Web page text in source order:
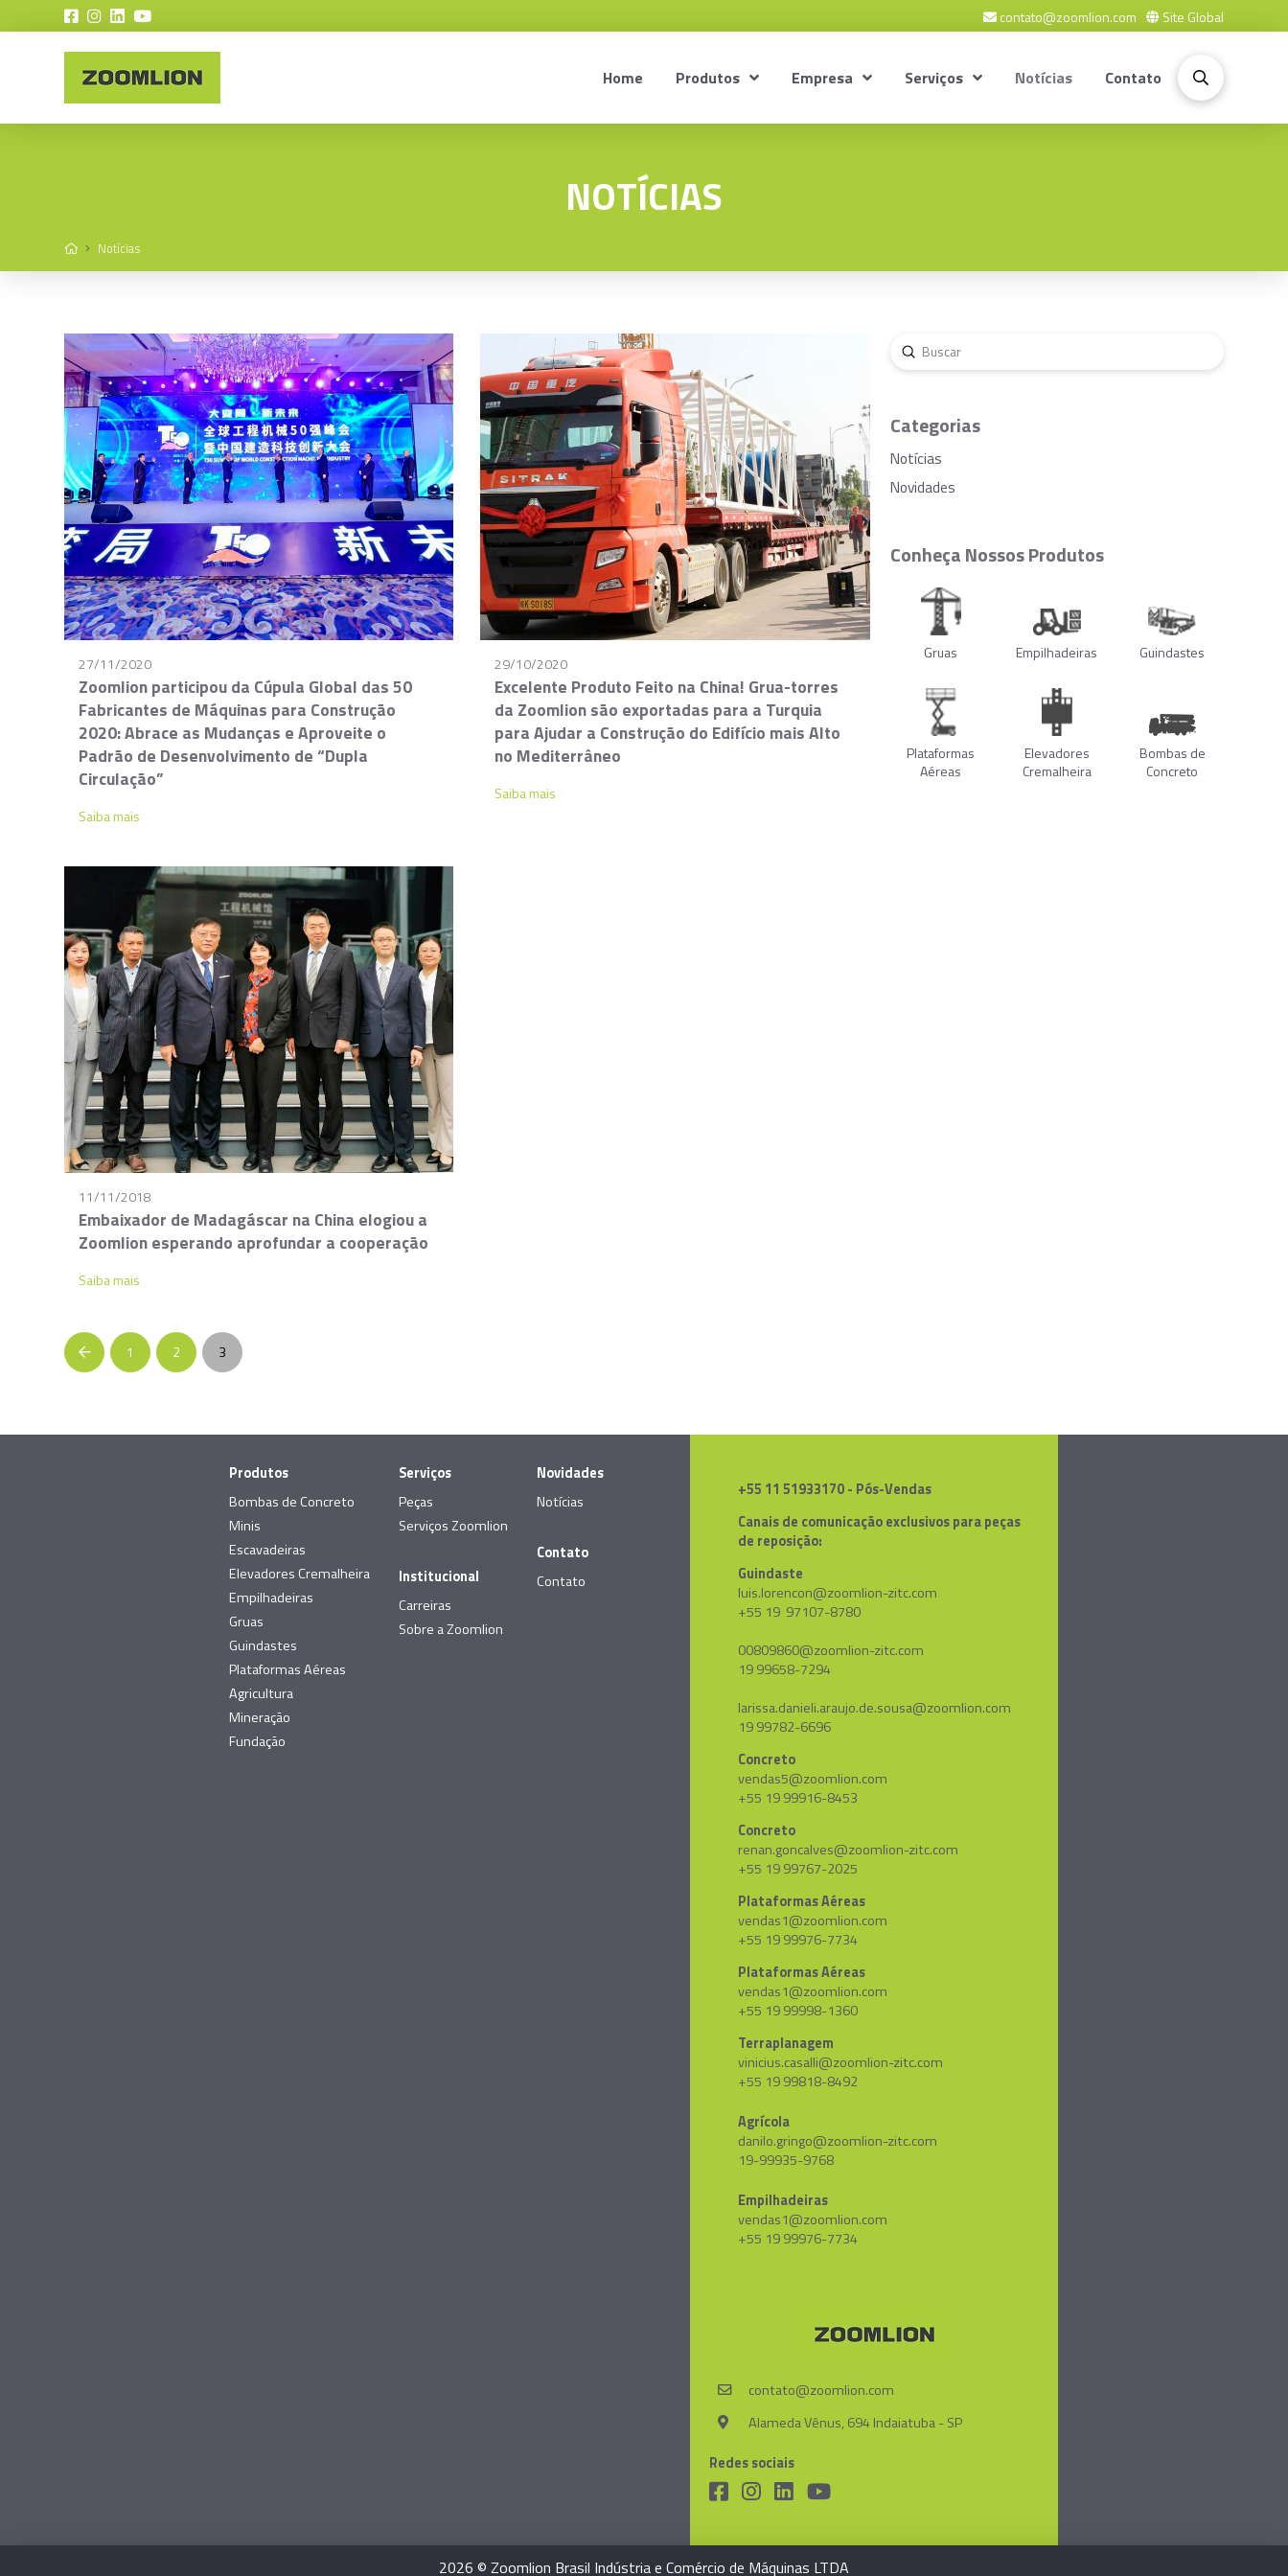
contato@zoomlion.com Site Global
Home Produtos Empresa Serviços Notícias Contato
NOTÍCIAS
HomeNotícias
27/11/2020
Zoomlion participou da Cúpula Global das 50
Fabricantes de Máquinas para Construção
2020: Abrace as Mudanças e Aproveite o
Padrão de Desenvolvimento de “Dupla
Circulação”
Saiba mais
29/10/2020
Excelente Produto Feito na China! Grua-torres
da Zoomlion são exportadas para a Turquia
para Ajudar a Construção do Edifício mais Alto
no Mediterrâneo
Saiba mais
11/11/2018
Embaixador de Madagáscar na China elogiou a
Zoomlion esperando aprofundar a cooperação
Saiba mais
Prev 1 2 3
Buscar
Enviar
Categorias
Notícias
Novidades
Conheça Nossos Produtos
Gruas Empilhadeiras Guindastes
Plataformas
Aéreas
Elevadores
Cremalheira
Bombas de
Concreto
Produtos
Bombas de Concreto
Minis
Escavadeiras
Elevadores Cremalheira
Empilhadeiras
Gruas
Guindastes
Plataformas Aéreas
Agricultura
Mineração
Fundação
Serviços
Peças
Serviços Zoomlion
Institucional
Carreiras
Sobre a Zoomlion
Novidades
Notícias
Contato
Contato
+55 11 51933170 - Pós-Vendas
Canais de comunicação exclusivos para peças
de reposição:
Guindaste
luis.lorencon@zoomlion-zitc.com
+55 19 97107-8780
00809860@zoomlion-zitc.com
19 99658-7294
larissa.danieli.araujo.de.sousa@zoomlion.com
19 99782-6696
Concreto
vendas5@zoomlion.com
+55 19 99916-8453
Concreto
renan.goncalves@zoomlion-zitc.com
+55 19 99767-2025
Plataformas Aéreas
vendas1@zoomlion.com
+55 19 99976-7734
Plataformas Aéreas
vendas1@zoomlion.com
+55 19 99998-1360
Terraplanagem
vinicius.casalli@zoomlion-zitc.com
+55 19 99818-8492
Agrícola
danilo.gringo@zoomlion-zitc.com
19-99935-9768
Empilhadeiras
vendas1@zoomlion.com
+55 19 99976-7734
contato@zoomlion.com
Alameda Vênus, 694 Indaiatuba - SP
Redes sociais
2026 © Zoomlion Brasil Indústria e Comércio de Máquinas LTDA